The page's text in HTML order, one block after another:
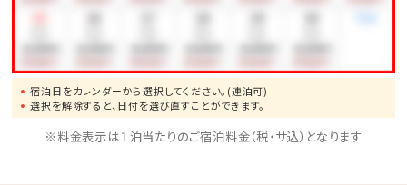
宿泊日をカレンダーから選択してください。(連泊可)
選択を解除すると、日付を選び直すことができます。
※料金表示は１泊当たりのご宿泊料金（税・サ込）となります